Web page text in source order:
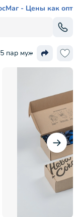
- Цены как опт
пар мужских